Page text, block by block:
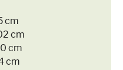
cm
cm
cm
cm